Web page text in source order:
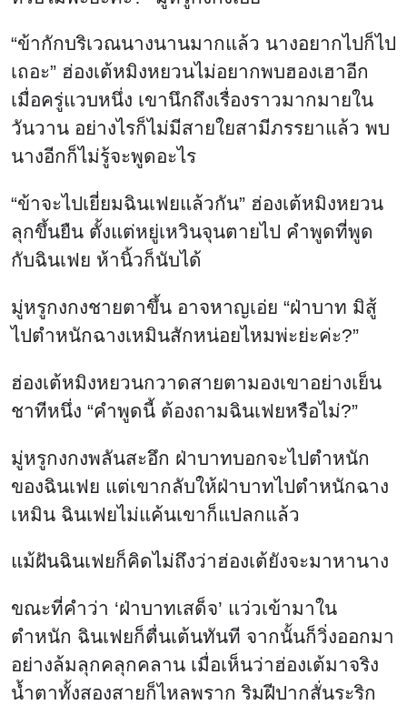
ขณะที่คำว่า ‘ฝ่าบาทเสด็จ’ แว่วเข้ามาใน
ตำหนัก ฉินเฟยก็ตื่นเต้นทันที จากนั้นก็วิ่งออกมา
อย่างล้มลุกคลุกคลาน เมื่อเห็นว่าฮ่องเต้มาจริง
น้ำตาทั้งสองสายก็ไหลพราก ริมฝีปากสั่นระริก